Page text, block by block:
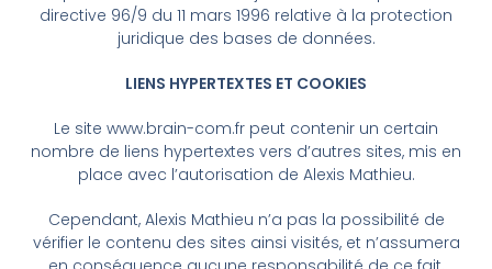
directive 96/9 du 11 mars 1996 relative à la protection
juridique des bases de données.
LIENS HYPERTEXTES ET COOKIES
Le site www.brain-com.fr peut contenir un certain
nombre de liens hypertextes vers d’autres sites, mis en
place avec l’autorisation de Alexis Mathieu.
Cependant, Alexis Mathieu n’a pas la possibilité de
vérifier le contenu des sites ainsi visités, et n’assumera